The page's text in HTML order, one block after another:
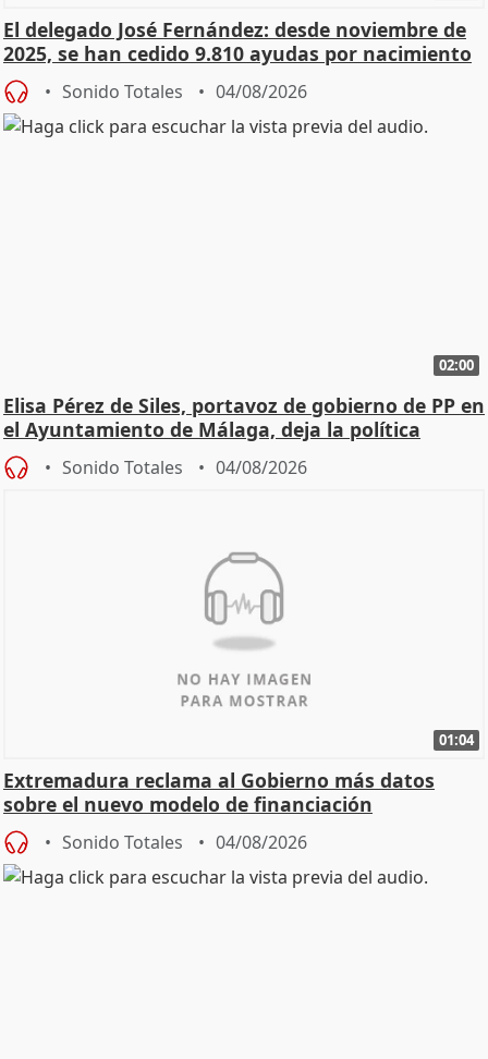
El delegado José Fernández: desde noviembre de
2025, se han cedido 9.810 ayudas por nacimiento
Sonido Totales 04/08/2026
02:00
Elisa Pérez de Siles, portavoz de gobierno de PP en
el Ayuntamiento de Málaga, deja la política
Sonido Totales 04/08/2026
01:04
Extremadura reclama al Gobierno más datos
sobre el nuevo modelo de financiación
Sonido Totales 04/08/2026